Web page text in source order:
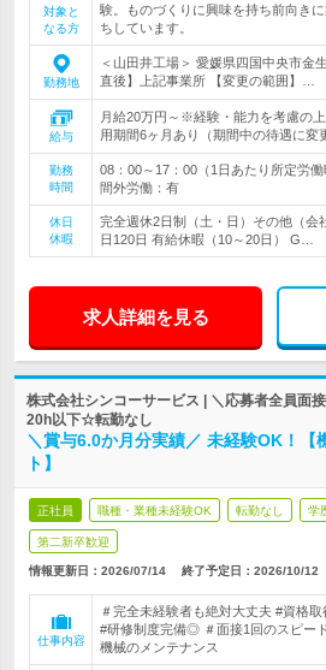
対象と
なる方
験。ものづくりに興味を持ち前向き
ちしています。
勤務地
＜山田井工場＞ 愛媛県四国中央市金
直後】上記事業所 【変更の範囲】…
給与
月給20万円～※経験・能力を考慮の
用期間6ヶ月あり（期間中の待遇に変
勤務
時間
08：00～17：00（1日あたり所定労
間外労働：有
休日
休暇
完全週休2日制（土・日）その他（会
日120日 有給休暇（10～20日） G…
求人詳細を見る
株式会社シンコーサービス | ＼応募者全員面
20h以下☆転勤なし
＼賞与6.0か月分実績／ 未経験OK！【
ト】
正社員 職種・業種未経験OK 転勤なし 学
第二新卒歓迎
情報更新日：2026/07/14 終了予定日： 2026/10/12
仕事内容
＃完全未経験者も絶対大丈夫 #資格
#研修制度完備◎ ＃面接1回のスピー
機械のメンテナンス